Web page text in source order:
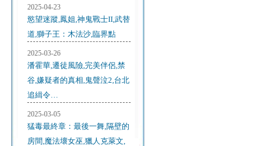
2025-04-23
慾望迷蹤,鳳姐,神鬼戰士II,武替
道,獅子王：木法沙,臨界點
2025-03-26
潘霍華,遷徒風險,完美伴侶,禁
谷,嫌疑者的真相,鬼聲泣2,台北
追緝令…
2025-03-05
猛毒最終章：最後一舞,隔壁的
房間,魔法壞女巫,獵人克萊文,